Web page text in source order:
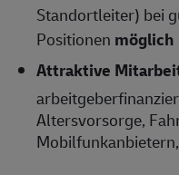
Standortleiter) bei
Positionen möglich
Attraktive
Altersvorsorge,